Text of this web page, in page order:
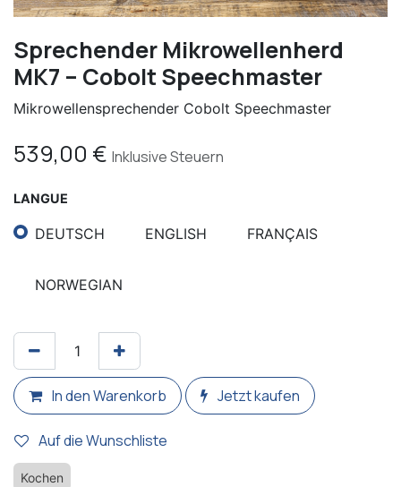
Sprechender Mikrowellenherd
MK7 – Cobolt Speechmaster
Mikrowellensprechender Cobolt Speechmaster
539,00 € Inklusive Steuern
LANGUE
DEUTSCH ENGLISH FRANÇAIS
NORWEGIAN
In den Warenkorb Jetzt kaufen
Auf die Wunschliste
Kochen